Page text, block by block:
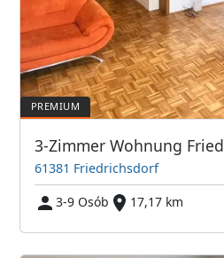
61381 Friedrichsdorf
3-9 Osób
17,17 km